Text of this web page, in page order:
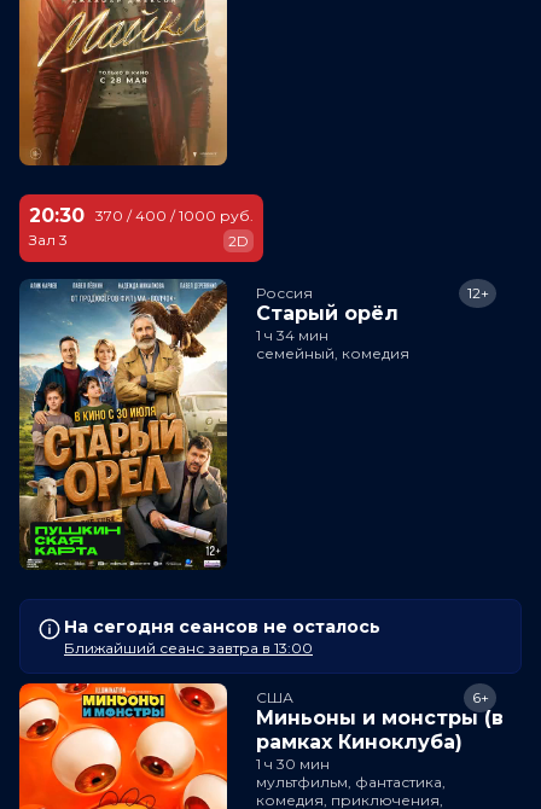
20:30
Зал 3
370 / 400 / 1000 руб.
2D
Россия
Старый орёл
12+
1 ч 34 мин
семейный, комедия
На сегодня сеансов не осталось
Ближайший сеанс завтра в 13:00
США
Миньоны и монстры (в
рамках Киноклуба)
6+
1 ч 30 мин
мультфильм, фантастика,
комедия, приключения,